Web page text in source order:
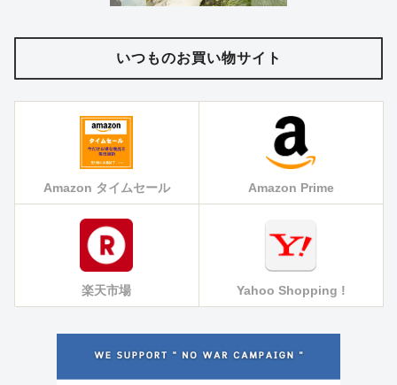
いつものお買い物サイト
Amazon タイムセール Amazon Prime
楽天市場 Yahoo Shopping !